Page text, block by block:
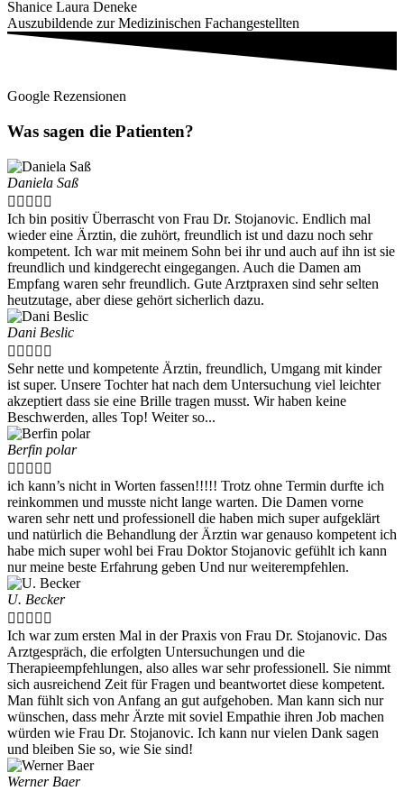
Shanice Laura Deneke
Auszubildende zur Medizinischen Fachangestellten
Google Rezensionen
Was sagen die Patienten?
Daniela Saß
    
Ich bin positiv Überrascht von Frau Dr. Stojanovic. Endlich mal
wieder eine Ärztin, die zuhört, freundlich ist und dazu noch sehr
kompetent. Ich war mit meinem Sohn bei ihr und auch auf ihn ist sie
freundlich und kindgerecht eingegangen. Auch die Damen am
Empfang waren sehr freundlich. Gute Arztpraxen sind sehr selten
heutzutage, aber diese gehört sicherlich dazu.
Dani Beslic
    
Sehr nette und kompetente Ärztin, freundlich, Umgang mit kinder
ist super. Unsere Tochter hat nach dem Untersuchung viel leichter
akzeptiert dass sie eine Brille tragen musst. Wir haben keine
Beschwerden, alles Top! Weiter so...
Berfin polar
    
ich kann’s nicht in Worten fassen!!!!! Trotz ohne Termin durfte ich
reinkommen und musste nicht lange warten. Die Damen vorne
waren sehr nett und professionell die haben mich super aufgeklärt
und natürlich die Behandlung der Ärztin war genauso kompetent ich
habe mich super wohl bei Frau Doktor Stojanovic gefühlt ich kann
nur meine beste Erfahrung geben Und nur weiterempfehlen.
U. Becker
    
Ich war zum ersten Mal in der Praxis von Frau Dr. Stojanovic. Das
Arztgespräch, die erfolgten Untersuchungen und die
Therapieempfehlungen, also alles war sehr professionell. Sie nimmt
sich ausreichend Zeit für Fragen und beantwortet diese kompetent.
Man fühlt sich von Anfang an gut aufgehoben. Man kann sich nur
wünschen, dass mehr Ärzte mit soviel Empathie ihren Job machen
würden wie Frau Dr. Stojanovic. Ich kann nur vielen Dank sagen
und bleiben Sie so, wie Sie sind!
Werner Baer